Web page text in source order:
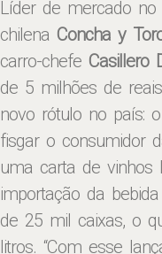
Líder de mercado
chilena Concha y
carro-chefe Casillero
de 5 milhões de
novo rótulo no país:
fisgar o consumidor
uma carta de vinhos
importação da
de 25 mil caixas, o
litros. “Com esse